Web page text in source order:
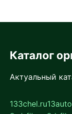
Каталог
Актуальный
133chel.ru